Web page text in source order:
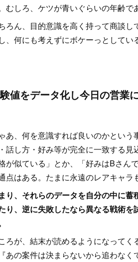
むしろ、ケツが青いぐらいの年齢で
ろん、目的意識を高く持って商談
、何にも考えずにボケーっとしてい
値をデータ化し今日の営業
あ、何を意識すれば良いのかとい
話し方・好み等が完全に一致する
が似ている」とか、「好みはBさん
点はある。たまに永遠のレアキャラ
り、それらのデータを自分の中に
り、逆に失敗したなら異なる戦術
ろが、結末が読めるようになって
あの案件は決まらないから追わな